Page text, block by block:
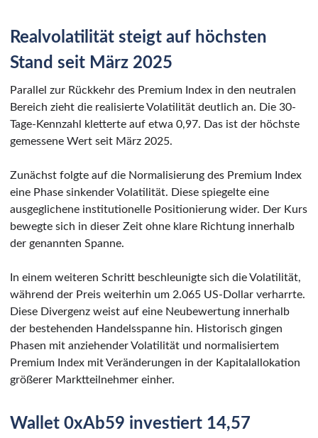
Realvolatilität steigt auf höchsten
Stand seit März 2025
Parallel zur Rückkehr des Premium Index in den neutralen
Bereich zieht die realisierte Volatilität deutlich an. Die 30-
Tage-Kennzahl kletterte auf etwa 0,97. Das ist der höchste
gemessene Wert seit März 2025.
Zunächst folgte auf die Normalisierung des Premium Index
eine Phase sinkender Volatilität. Diese spiegelte eine
ausgeglichene institutionelle Positionierung wider. Der Kurs
bewegte sich in dieser Zeit ohne klare Richtung innerhalb
der genannten Spanne.
In einem weiteren Schritt beschleunigte sich die Volatilität,
während der Preis weiterhin um 2.065 US-Dollar verharrte.
Diese Divergenz weist auf eine Neubewertung innerhalb
der bestehenden Handelsspanne hin. Historisch gingen
Phasen mit anziehender Volatilität und normalisiertem
Premium Index mit Veränderungen in der Kapitalallokation
größerer Marktteilnehmer einher.
Wallet 0xAb59 investiert 14,57